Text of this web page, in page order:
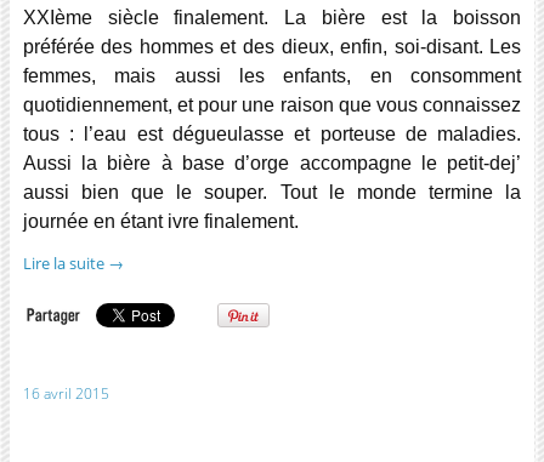
XXIème siècle finalement. La bière est la boisson
préférée des hommes et des dieux, enfin, soi-disant. Les
femmes, mais aussi les enfants, en consomment
quotidiennement, et pour une raison que vous connaissez
tous : l’eau est dégueulasse et porteuse de maladies.
Aussi la bière à base d’orge accompagne le petit-dej’
aussi bien que le souper. Tout le monde termine la
journée en étant ivre finalement.
Lire la suite →
16 avril 2015